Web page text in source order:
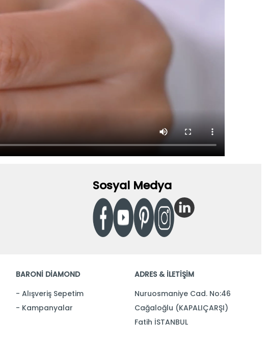
Sosyal Medya
BARONİ DİAMOND
Alışveriş Sepetim
Kampanyalar
ADRES & İLETİŞİM
Nuruosmaniye Cad. No:46
Cağaloğlu (KAPALIÇARŞI)
Fatih İSTANBUL